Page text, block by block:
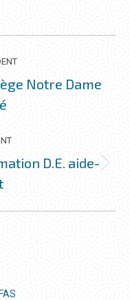
Notre Dame
D.E. aide-